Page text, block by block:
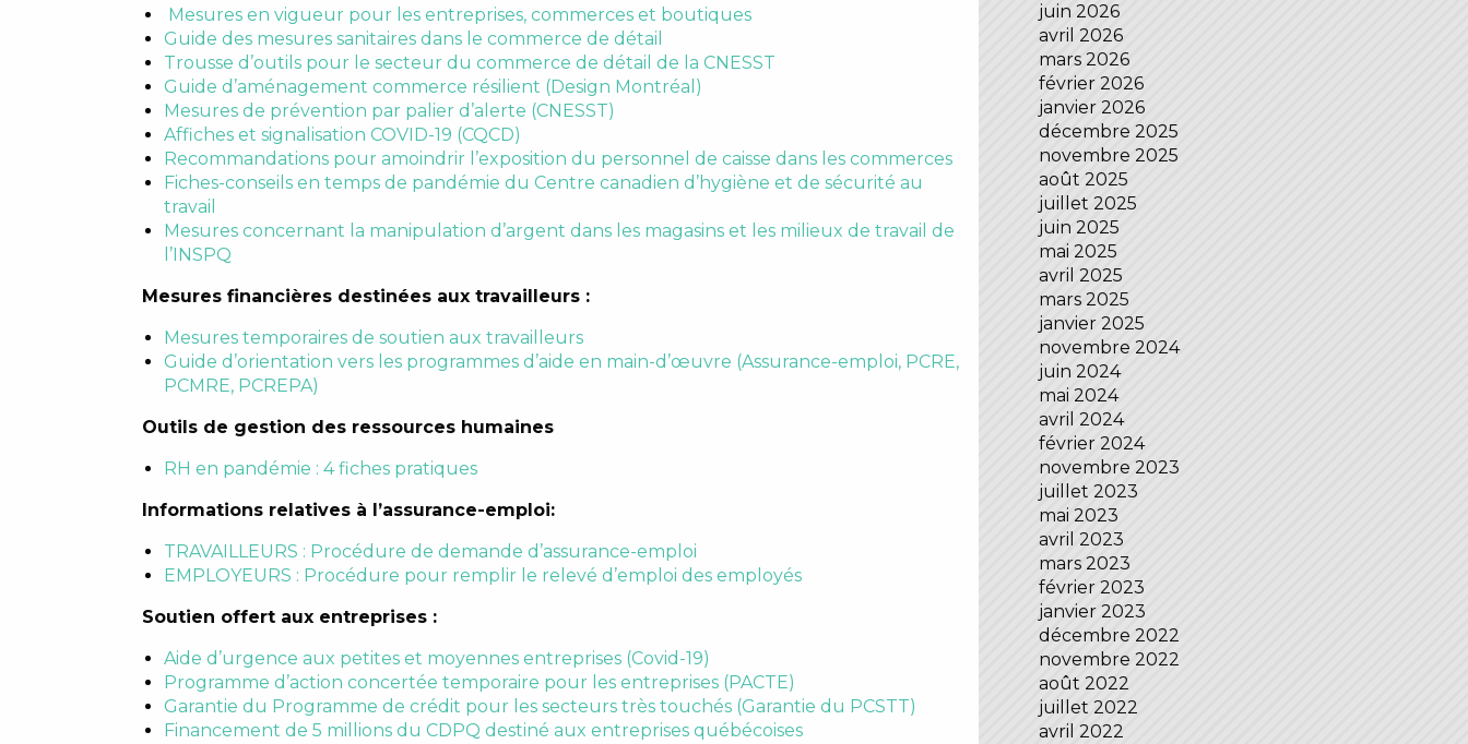
Mesures en vigueur pour les entreprises, commerces et boutiques
Guide des mesures sanitaires dans le commerce de détail
Trousse d’outils pour le secteur du commerce de détail de la CNESST
Guide d’aménagement commerce résilient (Design Montréal)
Mesures de prévention par palier d’alerte (CNESST)
Affiches et signalisation COVID-19 (CQCD)
Recommandations pour amoindrir l’exposition du personnel de caisse dans les commerces
Fiches-conseils en temps de pandémie du Centre canadien d’hygiène et de sécurité au
travail
Mesures concernant la manipulation d’argent dans les magasins et les milieux de travail de
l’INSPQ
Mesures financières destinées aux travailleurs :
Mesures temporaires de soutien aux travailleurs
Guide d’orientation vers les programmes d’aide en main-d’œuvre (Assurance-emploi, PCRE,
PCMRE, PCREPA)
Outils de gestion des ressources humaines
RH en pandémie : 4 fiches pratiques
Informations relatives à l’assurance-emploi:
TRAVAILLEURS : Procédure de demande d’assurance-emploi
EMPLOYEURS : Procédure pour remplir le relevé d’emploi des employés
Soutien offert aux entreprises :
Aide d’urgence aux petites et moyennes entreprises (Covid-19)
Programme d’action concertée temporaire pour les entreprises (PACTE)
Garantie du Programme de crédit pour les secteurs très touchés (Garantie du PCSTT)
Financement de 5 millions du CDPQ destiné aux entreprises québécoises
juin 2026
avril 2026
mars 2026
février 2026
janvier 2026
décembre 2025
novembre 2025
août 2025
juillet 2025
juin 2025
mai 2025
avril 2025
mars 2025
janvier 2025
novembre 2024
juin 2024
mai 2024
avril 2024
février 2024
novembre 2023
juillet 2023
mai 2023
avril 2023
mars 2023
février 2023
janvier 2023
décembre 2022
novembre 2022
août 2022
juillet 2022
avril 2022